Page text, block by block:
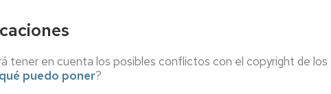
Exposiciones
tener en cuenta los posibles conflictos con el copyright de los
puedo poner?